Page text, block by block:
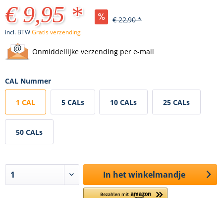
€ 9,95 * € 22,90 *
incl. BTWGratis verzending
Onmiddellijke verzending per e-mail
CAL Nummer
1 CAL 5 CALs 10 CALs 25 CALs
50 CALs
In het winkelmandje